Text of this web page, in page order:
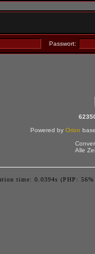
Passwort:
Powered by Orion
Alle
time: 0.0394s (PHP: